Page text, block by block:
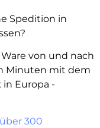
Spedition in
von und nach
Minuten mit dem
Europa -
über 300